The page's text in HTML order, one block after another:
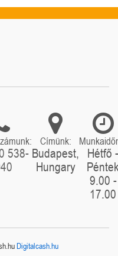
538-
Címünk:
Budapest,
Hungary
Hétfő -
9.00 -
17.00
Digitalcash.hu